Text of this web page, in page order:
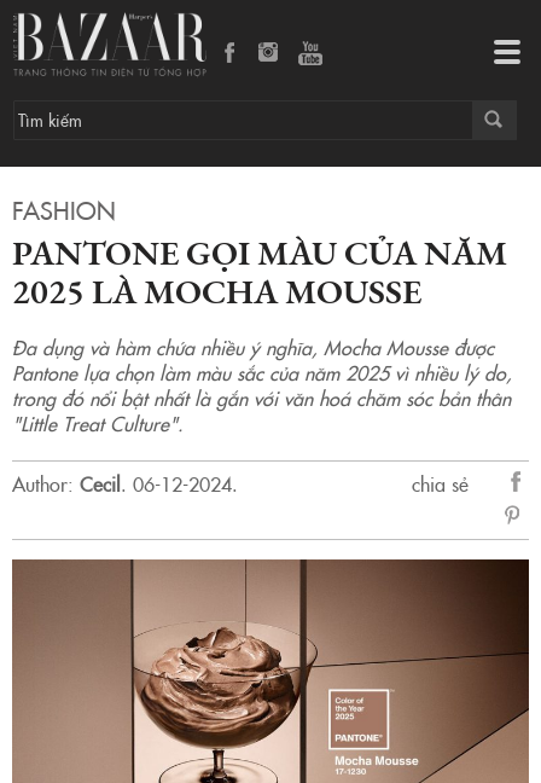
FASHION
PANTONE GỌI MÀU CỦA NĂM
2025 LÀ MOCHA MOUSSE
Đa dụng và hàm chứa nhiều ý nghĩa, Mocha Mousse được
Pantone lựa chọn làm màu sắc của năm 2025 vì nhiều lý do,
trong đó nổi bật nhất là gắn với văn hoá chăm sóc bản thân
"Little Treat Culture".
Author: Cecil. 06-12-2024.
chia sẻ
sẻ
Pantone gọi màu của năm 2025 là Mocha Mousse